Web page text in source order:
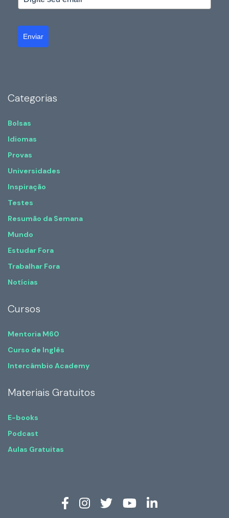
Enviar
Categorias
Bolsas
Idiomas
Provas
Universidades
Inspiração
Testes
Resumão da Semana
Mundo
Estudar Fora
Trabalhar Fora
Notícias
Cursos
Mentoria M60
Curso de Inglês
Intercâmbio Academy
Materiais Gratuitos
E-books
Podcast
Aulas Gratuitas